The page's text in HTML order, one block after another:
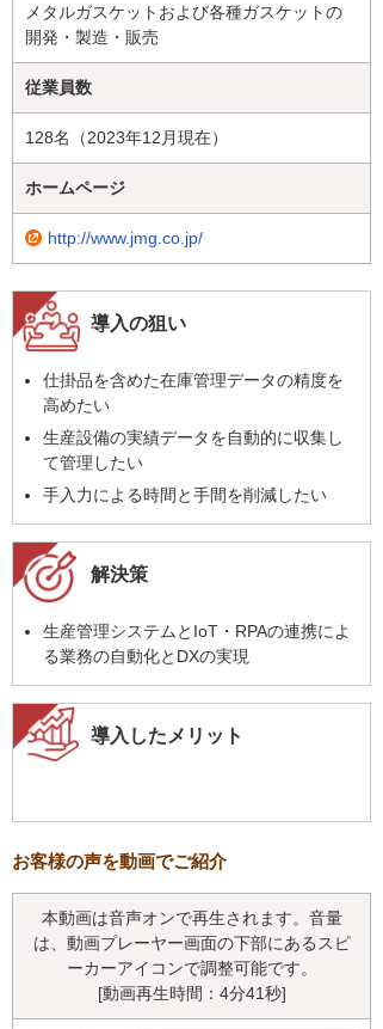
メタルガスケットおよび各種ガスケットの
開発・製造・販売
従業員数
128名（2023年12月現在）
ホームページ
http://www.jmg.co.jp/
導入の狙い
仕掛品を含めた在庫管理データの精度を
高めたい
生産設備の実績データを自動的に収集し
て管理したい
手入力による時間と手間を削減したい
解決策
生産管理システムとIoT・RPAの連携によ
る業務の自動化とDXの実現
導入したメリット
お客様の声を動画でご紹介
本動画は音声オンで再生されます。音量
は、動画プレーヤー画面の下部にあるスピ
ーカーアイコンで調整可能です。
[動画再生時間：4分41秒]